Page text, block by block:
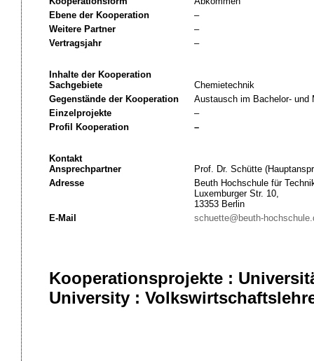
Ebene der Kooperation
–
Weitere Partner
–
Vertragsjahr
–
Inhalte der Kooperation
Sachgebiete
Chemietechnik
Gegenstände der Kooperation
Austausch im Bachelor- und
Einzelprojekte
–
Profil Kooperation
–
Kontakt
Ansprechpartner
Prof. Dr. Schütte
Adresse
Beuth Hochschule für
Luxemburger Str. 10,
13353 Berlin
E-Mail
schuette@beuth-
Kooperationsprojekte :
University :